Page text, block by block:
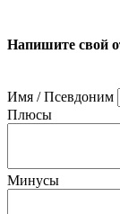
Напишите свой
Имя / Псевдоним
Плюсы
Минусы